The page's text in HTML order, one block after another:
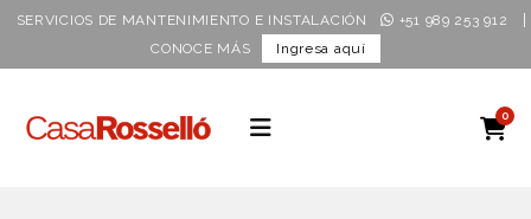
SERVICIOS DE MANTENIMIENTO E INSTALACIÓN +51 989 253 912
CONOCE MÁS Ingresa aquí
0